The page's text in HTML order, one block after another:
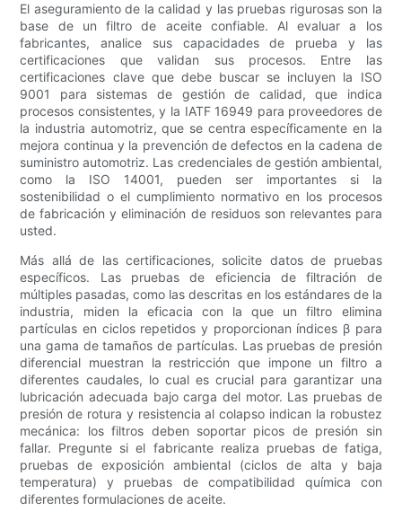
El aseguramiento de la calidad y las pruebas rigurosas son la
base de un filtro de aceite confiable. Al evaluar a los
fabricantes, analice sus capacidades de prueba y las
certificaciones que validan sus procesos. Entre las
certificaciones clave que debe buscar se incluyen la ISO
9001 para sistemas de gestión de calidad, que indica
procesos consistentes, y la IATF 16949 para proveedores de
la industria automotriz, que se centra específicamente en la
mejora continua y la prevención de defectos en la cadena de
suministro automotriz. Las credenciales de gestión ambiental,
como la ISO 14001, pueden ser importantes si la
sostenibilidad o el cumplimiento normativo en los procesos
de fabricación y eliminación de residuos son relevantes para
usted.
Más allá de las certificaciones, solicite datos de pruebas
específicos. Las pruebas de eficiencia de filtración de
múltiples pasadas, como las descritas en los estándares de la
industria, miden la eficacia con la que un filtro elimina
partículas en ciclos repetidos y proporcionan índices β para
una gama de tamaños de partículas. Las pruebas de presión
diferencial muestran la restricción que impone un filtro a
diferentes caudales, lo cual es crucial para garantizar una
lubricación adecuada bajo carga del motor. Las pruebas de
presión de rotura y resistencia al colapso indican la robustez
mecánica: los filtros deben soportar picos de presión sin
fallar. Pregunte si el fabricante realiza pruebas de fatiga,
pruebas de exposición ambiental (ciclos de alta y baja
temperatura) y pruebas de compatibilidad química con
diferentes formulaciones de aceite.